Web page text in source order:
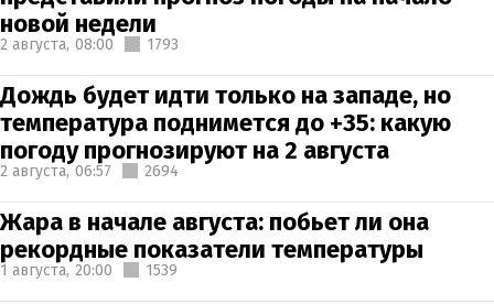
новой недели
2 августа, 08:00 1793
Дождь будет идти только на западе, но
температура поднимется до +35: какую
погоду прогнозируют на 2 августа
2 августа, 06:57 2694
Жара в начале августа: побьет ли она
рекордные показатели температуры
1 августа, 20:00 1539